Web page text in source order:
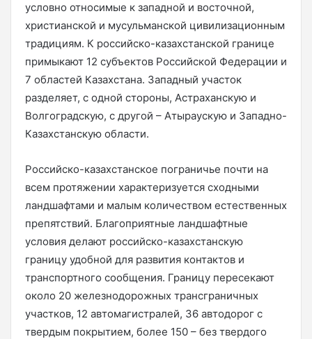
условно относимые к западной и восточной,
христианской и мусульманской цивилизационным
традициям. К российско-казахстанской границе
примыкают 12 субъектов Российской Федерации и
7 областей Казахстана. Западный участок
разделяет, с одной стороны, Астраханскую и
Волгоградскую, с другой – Атыраускую и Западно-
Казахстанскую области.
Российско-казахстанское пограничье почти на
всем протяжении характеризуется сходными
ландшафтами и малым количеством естественных
препятствий. Благоприятные ландшафтные
условия делают российско-казахстанскую
границу удобной для развития контактов и
транспортного сообщения. Границу пересекают
около 20 железнодорожных трансграничных
участков, 12 автомагистралей, 36 автодорог с
твердым покрытием, более 150 – без твердого